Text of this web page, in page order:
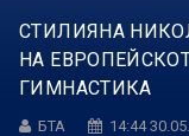
СТИЛИЯНА
НА
ГИМНАСТИКА
БТА 14:44